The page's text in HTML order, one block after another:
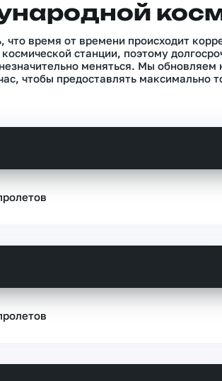
что время от времени происходит
станции, поэтому
меняться. Мы обновляем
чтобы предоставлять максимально